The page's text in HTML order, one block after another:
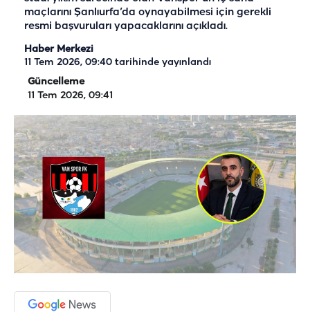
maçlarını Şanlıurfa’da oynayabilmesi için gerekli
resmi başvuruları yapacaklarını açıkladı.
Haber Merkezi
11 Tem 2026, 09:40 tarihinde yayınlandı
Güncelleme
11 Tem 2026, 09:41